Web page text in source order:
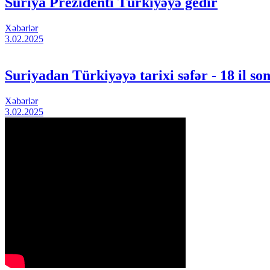
Xəbərlər
3.02.2025
Suriyadan Türkiyəyə tarixi səfər - 18 il
Xəbərlər
3.02.2025